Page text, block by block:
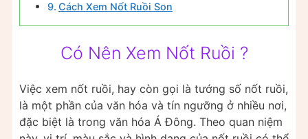
Cách Xem Nốt Ruồi Son
Có Nên Xem Nốt Ruồi ?
Việc xem nốt ruồi, hay còn gọi là tướng số nốt ruồi,
là một phần của văn hóa và tín ngưỡng ở nhiều nơi,
đặc biệt là trong văn hóa Á Đông. Theo quan niệm